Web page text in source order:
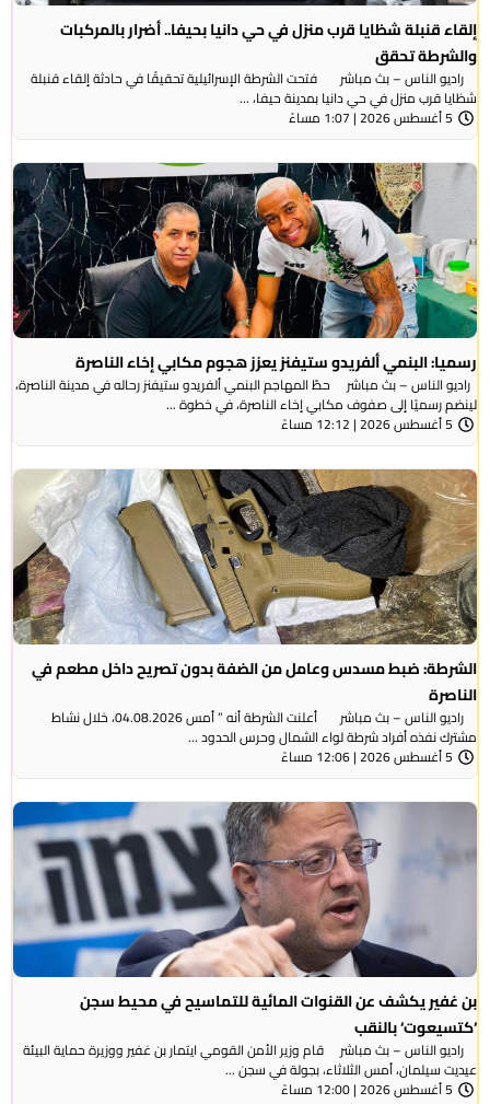
إلقاء قنبلة شظايا قرب منزل في حي دانيا بحيفا.. أضرار بالمركبات
والشرطة تحقق
راديو الناس – بث مباشر فتحت الشرطة الإسرائيلية تحقيقًا في حادثة إلقاء قنبلة
شظايا قرب منزل في حي دانيا بمدينة حيفا، ...
5 أغسطس 2026 | 1:07 مساءً
رسميا: البنمي ألفريدو ستيفنز يعزز هجوم مكابي إخاء الناصرة
راديو الناس – بث مباشر حطّ المهاجم البنمي ألفريدو ستيفنز رحاله في مدينة الناصرة،
لينضم رسميًا إلى صفوف مكابي إخاء الناصرة، في خطوة ...
5 أغسطس 2026 | 12:12 مساءً
الشرطة: ضبط مسدس وعامل من الضفة بدون تصريح داخل مطعم في
الناصرة
راديو الناس – بث مباشر أعلنت الشرطة أنه ” أمس 04.08.2026، خلال نشاط
مشترك نفذه أفراد شرطة لواء الشمال وحرس الحدود ...
5 أغسطس 2026 | 12:06 مساءً
بن غفير يكشف عن القنوات المائية للتماسيح في محيط سجن
‘كتسيعوت‘ بالنقب
راديو الناس – بث مباشر قام وزير الأمن القومي ايتمار بن غفير ووزيرة حماية البيئة
عيديت سيلمان، أمس الثلاثاء، بجولة في سجن ...
5 أغسطس 2026 | 12:00 مساءً